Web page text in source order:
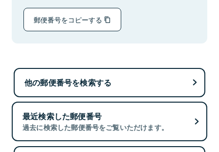
郵便番号をコピーする
他の郵便番号を検索する
最近検索した郵便番号
過去に検索した郵便番号をご覧いただけます。